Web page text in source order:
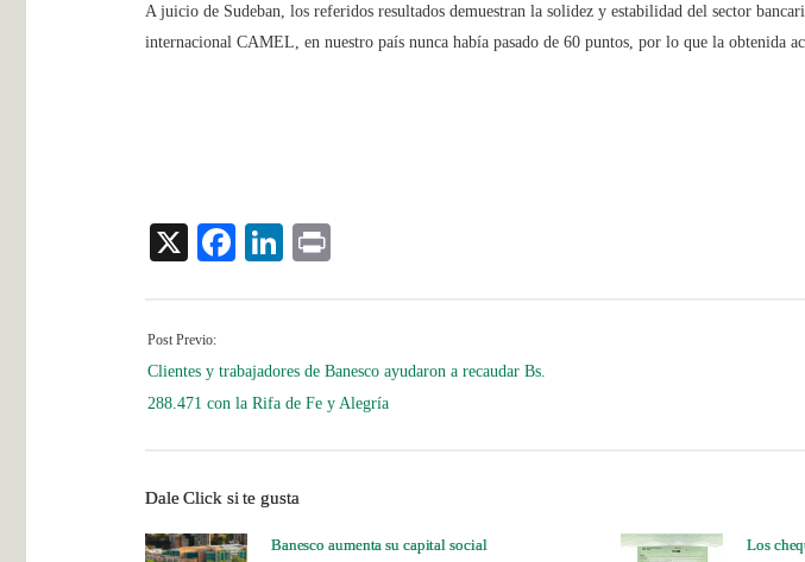
A juicio de Sudeban, los referidos resultados demuestran la solidez y estabilidad del sector
internacional CAMEL, en nuestro país nunca había pasado de 60 puntos, por lo que la obtenida
X Facebook
LinkedIn
Post Previo:
Clientes y trabajadores de Banesco ayudaron a recaudar Bs.
288.471 con la Rifa de Fe y Alegría
Dale Click si te gusta
Banesco aumenta su capital social Los